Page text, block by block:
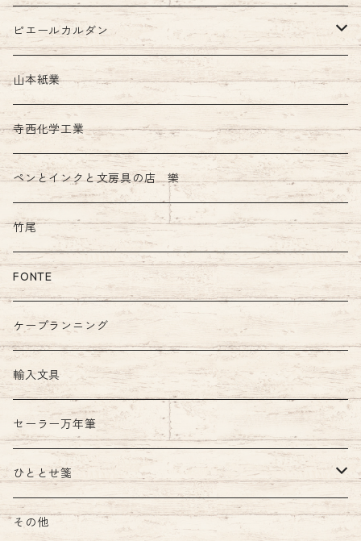
ピエールカルダン
インク
ガラスペン
山本紙業
寺西化学工業
ペンとインクと文房具の店 樂
竹尾
FONTE
ケープランニング
輸入文具
セーラー万年筆
ひととせ箋
ひととせ一筆箋
その他